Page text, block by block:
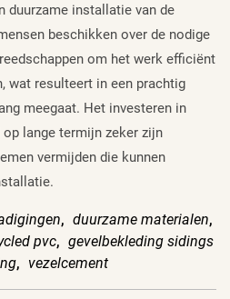
duurzame installatie van de
beschikken over de nodige
om het werk efficiënt
wat resulteert in een prachtig
meegaat. Het investeren in
lange termijn zeker zijn
vermijden die kunnen
, duurzame materialen,
pvc, gevelbekleding sidings
, vezelcement